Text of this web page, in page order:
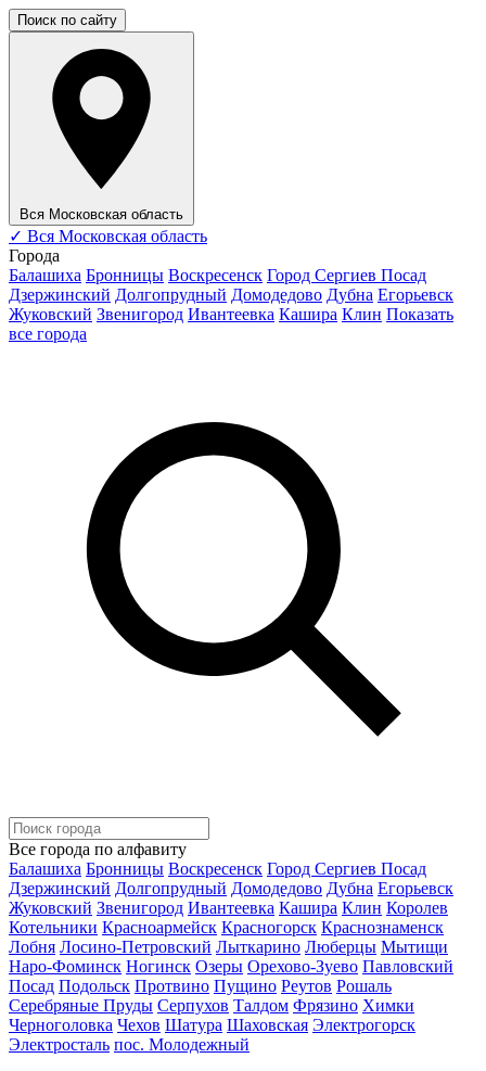
Поиск по сайту
Вся Московская область
✓ Вся Московская область
Города
Балашиха Бронницы Воскресенск Город Сергиев Посад
Дзержинский Долгопрудный Домодедово Дубна Егорьевск
Жуковский Звенигород Ивантеевка Кашира Клин Показать
все города
Все города по алфавиту
Балашиха Бронницы Воскресенск Город Сергиев Посад
Дзержинский Долгопрудный Домодедово Дубна Егорьевск
Жуковский Звенигород Ивантеевка Кашира Клин Королев
Котельники Красноармейск Красногорск Краснознаменск
Лобня Лосино-Петровский Лыткарино Люберцы Мытищи
Наро-Фоминск Ногинск Озеры Орехово-Зуево Павловский
Посад Подольск Протвино Пущино Реутов Рошаль
Серебряные Пруды Серпухов Талдом Фрязино Химки
Черноголовка Чехов Шатура Шаховская Электрогорск
Электросталь пос. Молодежный